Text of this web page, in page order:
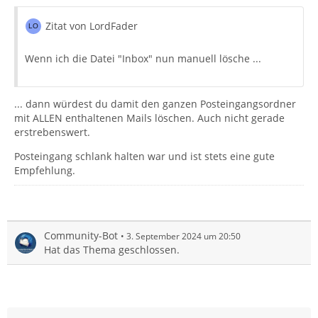
Zitat von LordFader
Wenn ich die Datei "Inbox" nun manuell lösche ...
... dann würdest du damit den ganzen Posteingangsordner
mit ALLEN enthaltenen Mails löschen. Auch nicht gerade
erstrebenswert.
Posteingang schlank halten war und ist stets eine gute
Empfehlung.
Community-Bot 3. September 2024 um 20:50
Hat das Thema geschlossen.